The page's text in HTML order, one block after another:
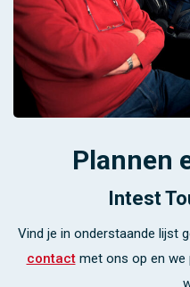
Plannen
Intest
Vind je in onderstaande lijst
contactmet ons op en we